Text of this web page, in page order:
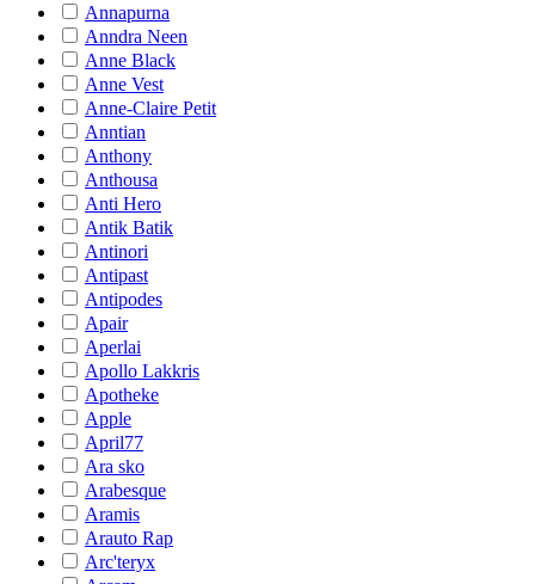
Annapurna
Anndra Neen
Anne Black
Anne Vest
Anne-Claire Petit
Anntian
Anthony
Anthousa
Anti Hero
Antik Batik
Antinori
Antipast
Antipodes
Apair
Aperlai
Apollo Lakkris
Apotheke
Apple
April77
Ara sko
Arabesque
Aramis
Arauto Rap
Arc'teryx